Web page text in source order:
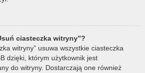
ciasteczka witryny”?
witryny” usuwa wszystkie ciasteczka
dzięki, którym użytkownik jest
do witryny. Dostarczają one również